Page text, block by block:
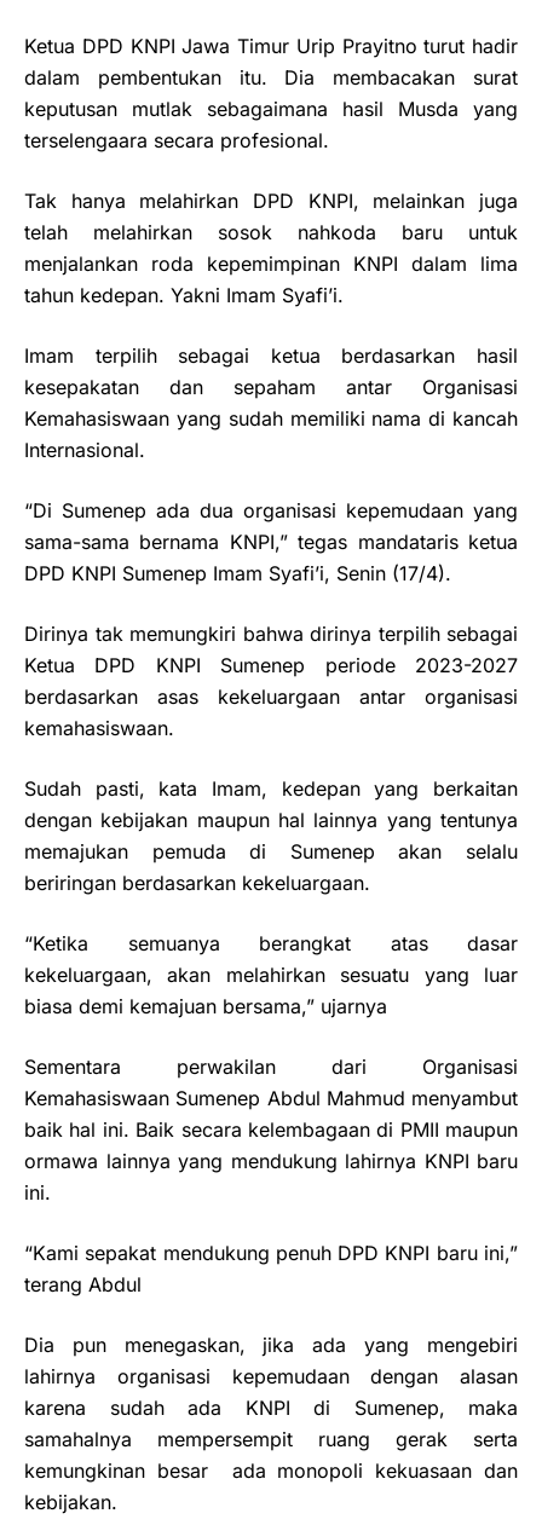
Ketua DPD KNPI Jawa Timur Urip Prayitno turut hadir
dalam pembentukan itu. Dia membacakan surat
keputusan mutlak sebagaimana hasil Musda yang
terselengaara secara profesional.
Tak hanya melahirkan DPD KNPI, melainkan juga
telah melahirkan sosok nahkoda baru untuk
menjalankan roda kepemimpinan KNPI dalam lima
tahun kedepan. Yakni Imam Syafi’i.
Imam terpilih sebagai ketua berdasarkan hasil
kesepakatan dan sepaham antar Organisasi
Kemahasiswaan yang sudah memiliki nama di kancah
Internasional.
“Di Sumenep ada dua organisasi kepemudaan yang
sama-sama bernama KNPI,” tegas mandataris ketua
DPD KNPI Sumenep Imam Syafi’i, Senin (17/4).
Dirinya tak memungkiri bahwa dirinya terpilih sebagai
Ketua DPD KNPI Sumenep periode 2023-2027
berdasarkan asas kekeluargaan antar organisasi
kemahasiswaan.
Sudah pasti, kata Imam, kedepan yang berkaitan
dengan kebijakan maupun hal lainnya yang tentunya
memajukan pemuda di Sumenep akan selalu
beriringan berdasarkan kekeluargaan.
“Ketika semuanya berangkat atas dasar
kekeluargaan, akan melahirkan sesuatu yang luar
biasa demi kemajuan bersama,” ujarnya
Sementara perwakilan dari Organisasi
Kemahasiswaan Sumenep Abdul Mahmud menyambut
baik hal ini. Baik secara kelembagaan di PMII maupun
ormawa lainnya yang mendukung lahirnya KNPI baru
ini.
“Kami sepakat mendukung penuh DPD KNPI baru ini,”
terang Abdul
Dia pun menegaskan, jika ada yang mengebiri
lahirnya organisasi kepemudaan dengan alasan
karena sudah ada KNPI di Sumenep, maka
samahalnya mempersempit ruang gerak serta
kemungkinan besar
ada monopoli kekuasaan dan
kebijakan.